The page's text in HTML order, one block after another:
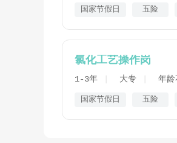
国家节假日 五险
氯化工艺操作岗
1-3年 大专 年龄
国家节假日 五险